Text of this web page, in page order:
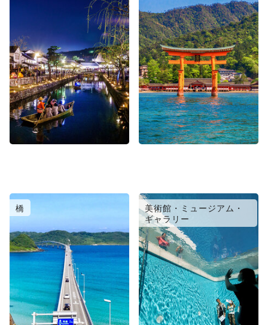
橋
美術館・ミュージアム・
ギャラリー